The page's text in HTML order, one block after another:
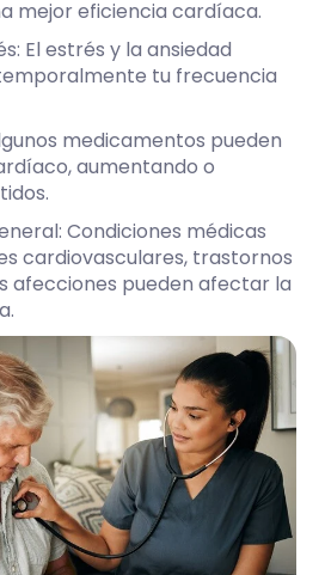
mejor eficiencia cardíaca.
El estrés y la ansiedad
tu frecuencia
medicamentos pueden
aumentando o
Condiciones médicas
cardiovasculares, trastornos
afecciones pueden afectar la